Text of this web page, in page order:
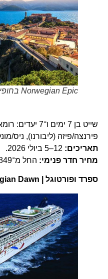
Norwegian Epic בחופי ליבורנו. הדמיה NCL
שייט בן 7 ימים ו־7
פירנצה/פיזה (ליבורנו), ניס/
תאריכים:12–5 ביולי 2026.
מחיר חדר פנימי:החל מ־849 דולר לאדם בחדר זוגי.
ספרד ופורטוגל | Norwegian Dawn